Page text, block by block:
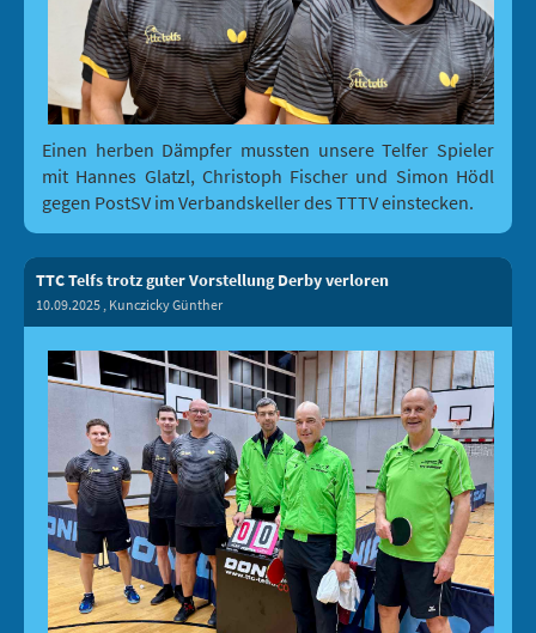
Einen herben Dämpfer mussten unsere Telfer Spieler
mit Hannes Glatzl, Christoph Fischer und Simon Hödl
gegen PostSV im Verbandskeller des TTTV einstecken.
TTC Telfs trotz guter Vorstellung Derby verloren
10.09.2025 , Kunczicky Günther